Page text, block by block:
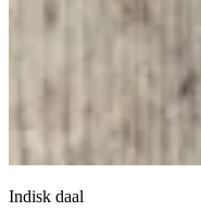
Indisk daal